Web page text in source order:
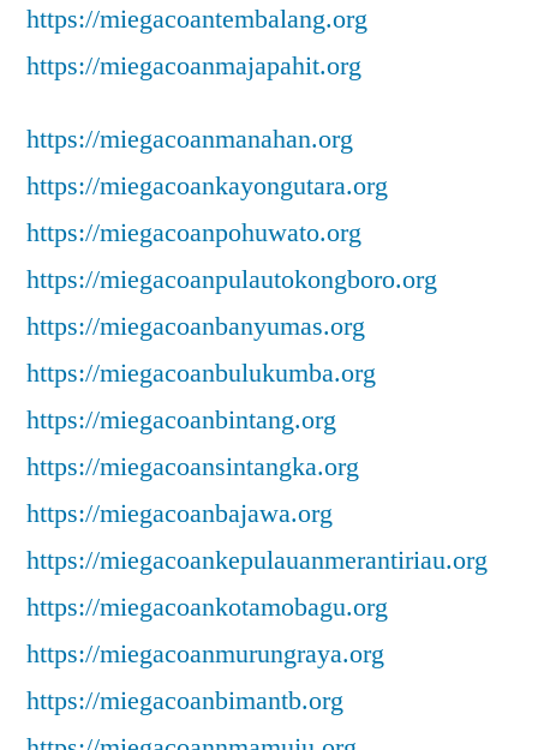
https://miegacoantembalang.org
https://miegacoanmajapahit.org
https://miegacoanmanahan.org
https://miegacoankayongutara.org
https://miegacoanpohuwato.org
https://miegacoanpulautokongboro.org
https://miegacoanbanyumas.org
https://miegacoanbulukumba.org
https://miegacoanbintang.org
https://miegacoansintangka.org
https://miegacoanbajawa.org
https://miegacoankepulauanmerantiriau.org
https://miegacoankotamobagu.org
https://miegacoanmurungraya.org
https://miegacoanbimantb.org